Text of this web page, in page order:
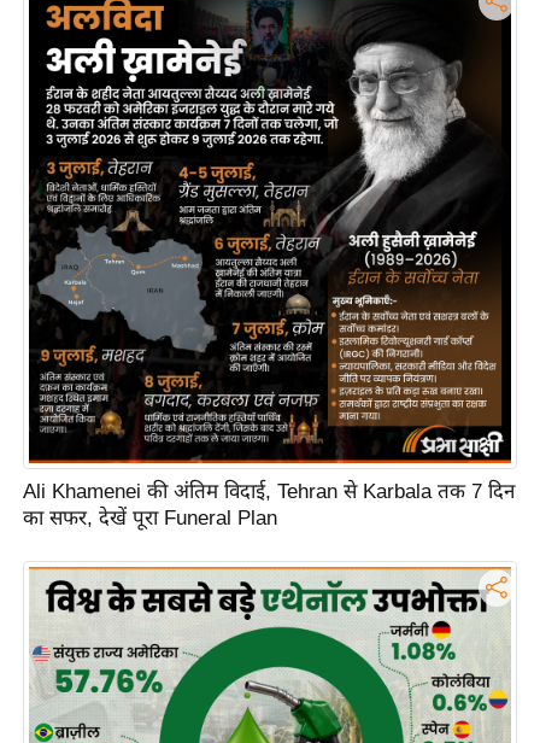
Ali Khamenei की अंतिम विदाई, Tehran से Karbala तक 7 दिन
का सफर, देखें पूरा Funeral Plan